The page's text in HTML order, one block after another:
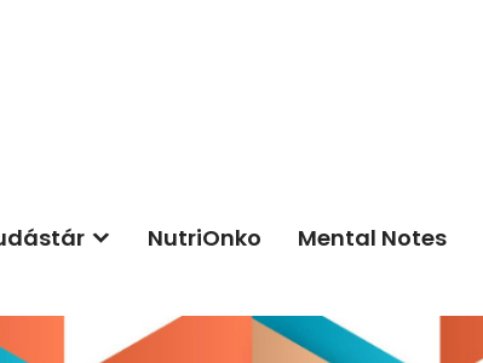
NutriOnko Mental Notes